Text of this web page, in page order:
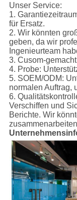
Unser Service:
1.
für Ersatz.
2. Wir könnten
geben, da wir
Ingenieurteam
3. Cusom-
4. Probe:
5. SOEM/ODM:
normalen Auftrag,
6.
Verschiffen und
Berichte. Wir